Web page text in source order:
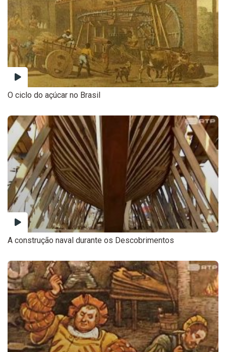
O ciclo do açúcar no Brasil
A construção naval durante os Descobrimentos